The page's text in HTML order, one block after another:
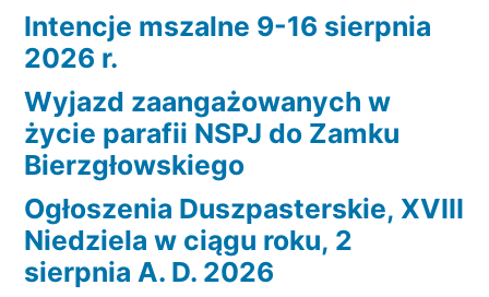
Intencje mszalne 9-16 sierpnia
2026 r.
Wyjazd zaangażowanych w
życie parafii NSPJ do Zamku
Bierzgłowskiego
Ogłoszenia Duszpasterskie, XVIII
Niedziela w ciągu roku, 2
sierpnia A. D. 2026